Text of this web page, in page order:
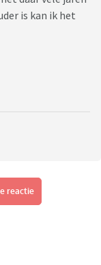
is kan ik het
reactie